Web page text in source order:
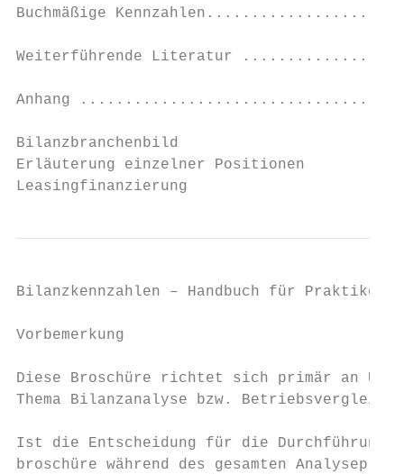
Buchmäßige
Weiterführende Literatur
Anhang
Bilanzbranchenbild
Erläuterung einzelner Positionen
Leasingfinanzierung
Bilanzkennzahlen – Handbuch für Praktiker
Vorbemerkung
Diese Broschüre richtet sich primär an
Thema Bilanzanalyse bzw.
Ist die Entscheidung für die
broschüre während des gesamten